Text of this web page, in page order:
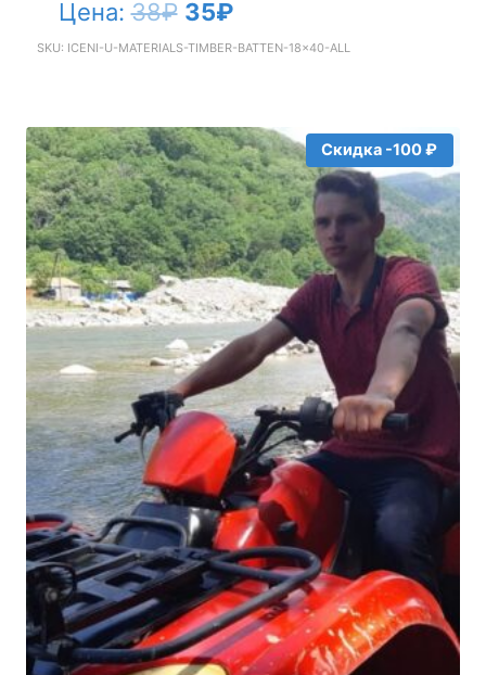
Цена:38₽ Первоначальная
цена
38₽.
35₽Текущая
цена:
SKU: ICENI-U-MATERIALS-TIMBER-BATTEN-18x40-ALL
Скидка -100 ₽